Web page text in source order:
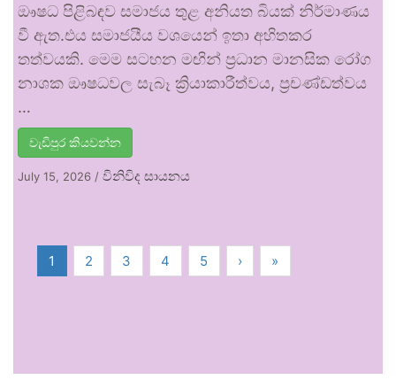
ඖෂධ පිළිබඳව සමාජය තුළ අනියත බියක් නිර්මාණය
වී ඇත.එය සමාජයීය වශයෙන් ඉතා අහිතකර
තත්වයකි. මෙම සටහන මඟින් ප්‍රධාන මානසික රෝග
නාශක ඖෂධවල සැබෑ ක්‍රියාකාරීත්වය, ප්‍රචණ්ඩත්වය
…
වැඩිපුර කියවන්න
July 15, 2026 / විනිවිද සායනය
1 2 3 4 5 › »